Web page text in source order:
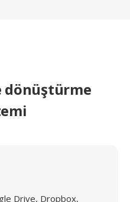
dönüştürme
Drive, Dropbox,